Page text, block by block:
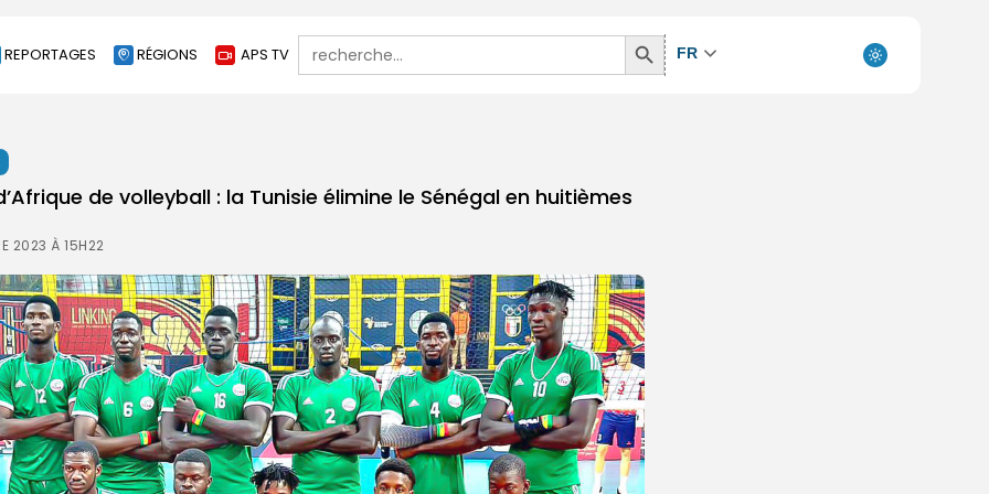
REPORTAGES RÉGIONS APS TV
Search
for:
Search
Button
FR
de volleyball : la Tunisie élimine le Sénégal en huitièmes
2023 À 15H22